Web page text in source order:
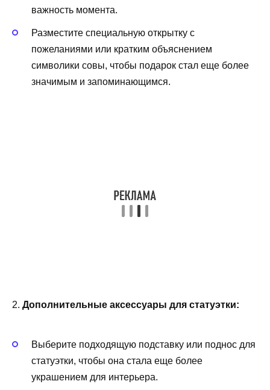
важность момента.
Разместите специальную открытку с
пожеланиями или кратким объяснением
символики совы, чтобы подарок стал еще более
значимым и запоминающимся.
2. Дополнительные аксессуары для статуэтки:
Выберите подходящую подставку или поднос для
статуэтки, чтобы она стала еще более
украшением для интерьера.